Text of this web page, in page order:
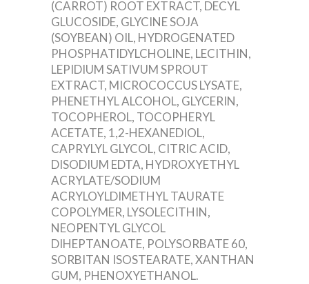
(CARROT) ROOT EXTRACT, DECYL
GLUCOSIDE, GLYCINE SOJA
(SOYBEAN) OIL, HYDROGENATED
PHOSPHATIDYLCHOLINE, LECITHIN,
LEPIDIUM SATIVUM SPROUT
EXTRACT, MICROCOCCUS LYSATE,
PHENETHYL ALCOHOL, GLYCERIN,
TOCOPHEROL, TOCOPHERYL
ACETATE, 1,2-HEXANEDIOL,
CAPRYLYL GLYCOL, CITRIC ACID,
DISODIUM EDTA, HYDROXYETHYL
ACRYLATE/SODIUM
ACRYLOYLDIMETHYL TAURATE
COPOLYMER, LYSOLECITHIN,
NEOPENTYL GLYCOL
DIHEPTANOATE, POLYSORBATE 60,
SORBITAN ISOSTEARATE, XANTHAN
GUM, PHENOXYETHANOL.